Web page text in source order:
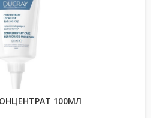
КОНЦЕНТРАТ 100МЛ